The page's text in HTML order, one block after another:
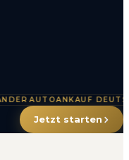
·AUTOANKAUF
Jetzt starten